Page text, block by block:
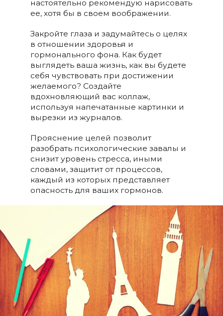
настоятельно рекомендую нарисовать
ее, хотя бы в своем воображении.
Закройте глаза и задумайтесь о целях
в отношении здоровья и
гормонального фона. Как будет
выглядеть ваша жизнь, как вы будете
себя чувствовать при достижении
желаемого? Создайте
вдохновляющий вас коллаж,
используя напечатанные картинки и
вырезки из журналов.
Прояснение целей позволит
разобрать психологические завалы и
снизит уровень стресса, иными
словами, защитит от процессов,
каждый из которых представляет
опасность для ваших гормонов.